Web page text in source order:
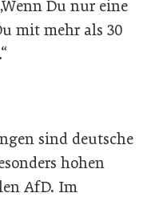
Du nur eine
mit mehr als 30
sind deutsche
hohen
AfD. Im